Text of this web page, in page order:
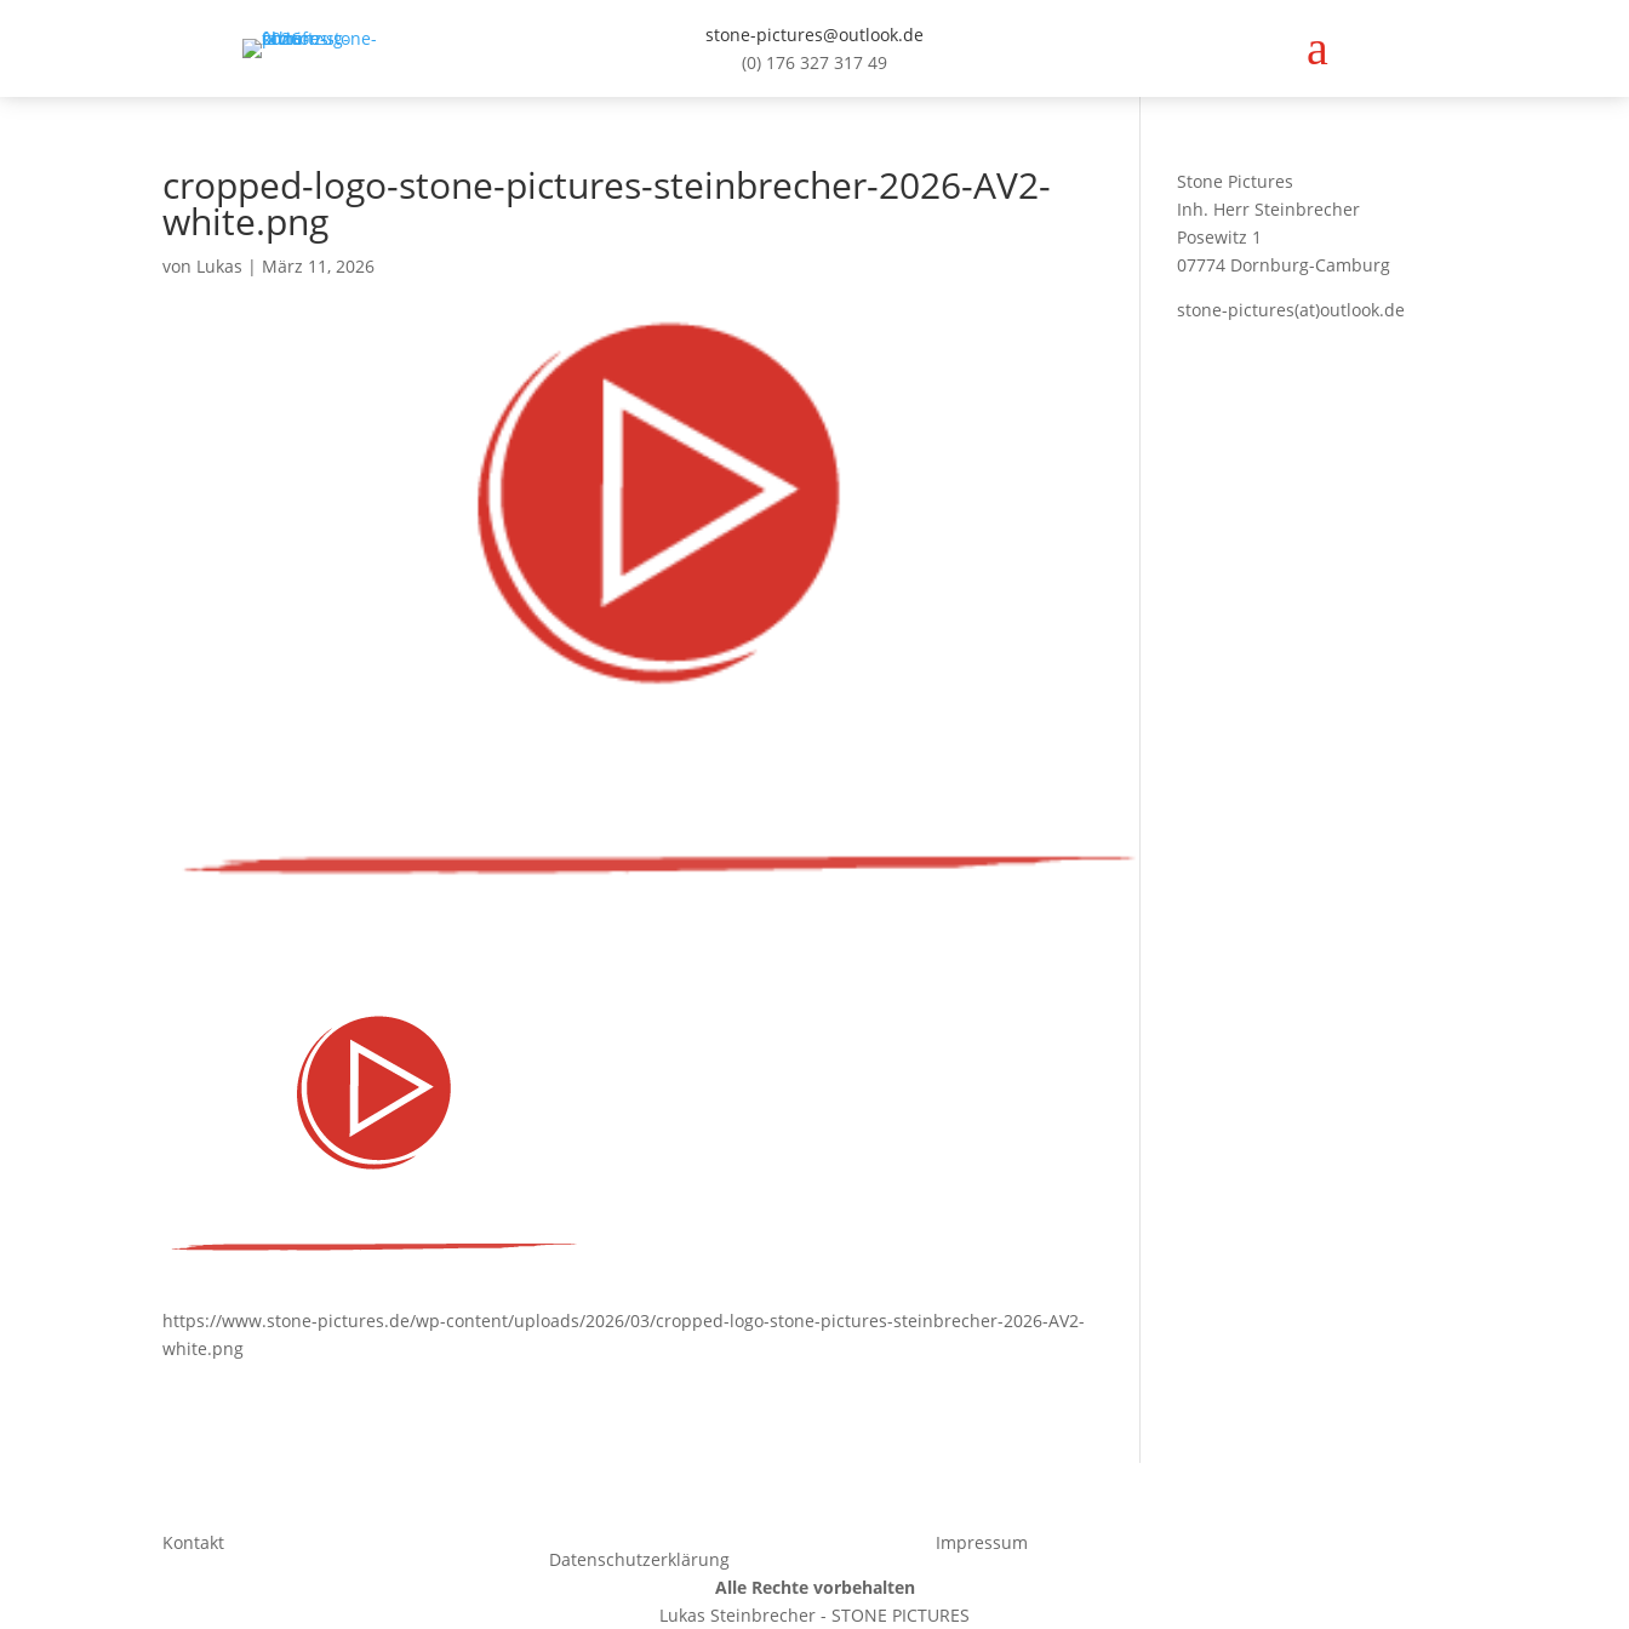
stone-pictures@outlook.de
(0) 176 327 317 49
a
cropped-logo-stone-pictures-steinbrecher-2026-AV2-
white.png
von Lukas | März 11, 2026
https://www.stone-pictures.de/wp-content/uploads/2026/03/cropped-logo-stone-pictures-steinbrecher-2026-AV2-
white.png
Stone Pictures
Inh. Herr Steinbrecher
Posewitz 1
07774 Dornburg-Camburg
stone-pictures(at)outlook.de
Kontakt
Datenschutzerklärung
Impressum
Alle Rechte vorbehalten
Lukas Steinbrecher - STONE PICTURES